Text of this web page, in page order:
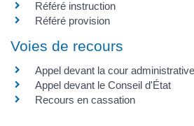
Référé instruction
Référé provision
Voies de recours
Appel devant la cour
Appel devant le Conseil d'État
Recours en cassation